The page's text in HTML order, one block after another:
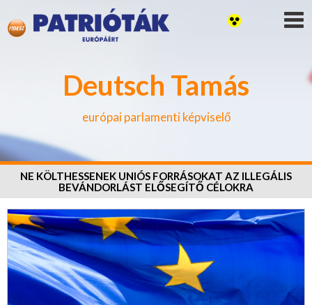
Deutsch Tamás
európai parlamenti képviselő
NE KÖLTHESSENEK UNIÓS FORRÁSOKAT AZ ILLEGÁLIS
BEVÁNDORLÁST ELŐSEGÍTŐ CÉLOKRA